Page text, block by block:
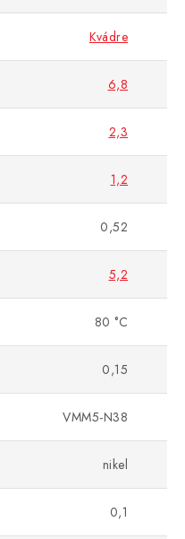
Kvádre
6,8
2,3
1,2
0,52
5,2
80 °C
0,15
VMM5-N38
nikel
0,1